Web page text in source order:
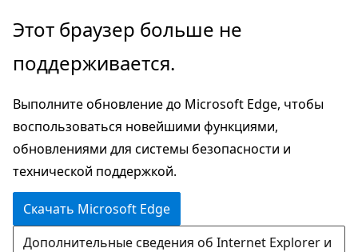
Пропустить
перейти
основному
содержимому
Этот браузер больше не
поддерживается.
Выполните обновление до Microsoft Edge, чтобы
воспользоваться новейшими функциями,
обновлениями для системы безопасности и
технической поддержкой.
Скачать Microsoft Edge
Дополнительные сведения об Internet Explorer и